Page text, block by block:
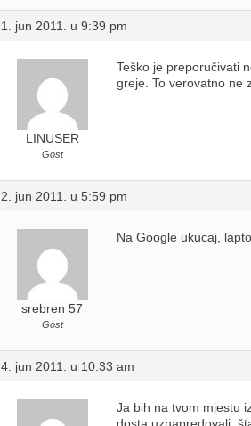
1. jun 2011. u 9:39 pm
LINUSER
Gost
Teško je preporučivati
greje. To verovatno ne
2. jun 2011. u 5:59 pm
srebren 57
Gost
Na Google ukucaj,
4. jun 2011. u 10:33 am
Ja bih na tvom mjestu
dosta uznapredovali,